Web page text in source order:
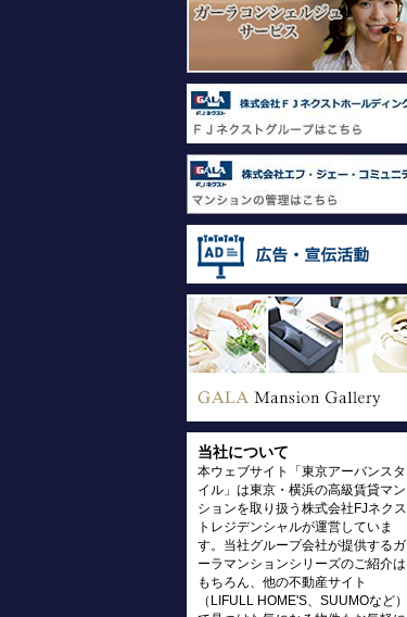
当社について
本ウェブサイト「東京アーバンスタ
イル」は東京・横浜の高級賃貸マン
ションを取り扱う株式会社FJネクス
トレジデンシャルが運営していま
す。当社グループ会社が提供するガ
ーラマンションシリーズのご紹介は
もちろん、他の不動産サイト
（LIFULL HOME'S、SUUMOなど）